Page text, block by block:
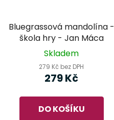
Bluegrassová mandolína -
škola hry - Jan Máca
Skladem
279 Kč bez DPH
279 Kč
DO KOŠÍKU